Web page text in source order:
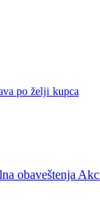
po želji kupca
obaveštenja